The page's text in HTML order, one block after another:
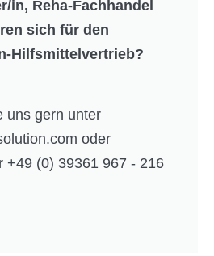
in, Reha-Fachhandel
sich für den
Hilfsmittelvertrieb?
uns gern unter
oder
+49 (0) 39361 967 - 216